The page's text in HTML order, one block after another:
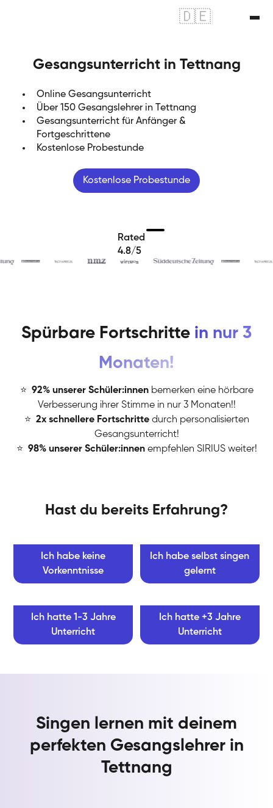
🇩🇪
Gesangsunterricht in Tettnang
Online Gesangsunterricht
Über 150 Gesangslehrer in Tettnang
Gesangsunterricht für Anfänger &
Fortgeschrittene
Kostenlose Probestunde
Kostenlose Probestunde
Rated
4.8/5
Spürbare Fortschritte in nur 3
Monaten!
⭐ 92% unserer Schüler:innen bemerken eine hörbare
Verbesserung ihrer Stimme in nur 3 Monaten!!
⭐ 2x schnellere Fortschritte durch personalisierten
Gesangsunterricht!
⭐ 98% unserer Schüler:innen empfehlen SIRIUS weiter!
Hast du bereits Erfahrung?
Ich habe keine
Vorkenntnisse
Ich habe selbst singen
gelernt
Ich hatte 1-3 Jahre
Unterricht
Ich hatte +3 Jahre
Unterricht
Singen lernen mit deinem
perfekten Gesangslehrer in
Tettnang